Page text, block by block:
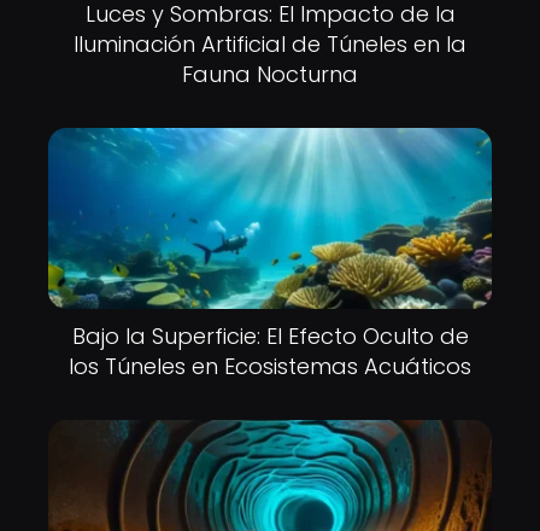
Luces y Sombras: El Impacto de la
Iluminación Artificial de Túneles en la
Fauna Nocturna
Bajo la Superficie: El Efecto Oculto de
los Túneles en Ecosistemas Acuáticos